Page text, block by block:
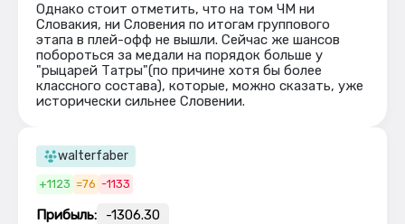
Однако стоит отметить, что на том ЧМ ни
Словакия, ни Словения по итогам группового
этапа в плей-офф не вышли. Сейчас же шансов
побороться за медали на порядок больше у
"рыцарей Татры"(по причине хотя бы более
классного состава), которые, можно сказать, уже
исторически сильнее Словении.
walterfaber
+1123 =76 -1133
Прибыль: -1306.30